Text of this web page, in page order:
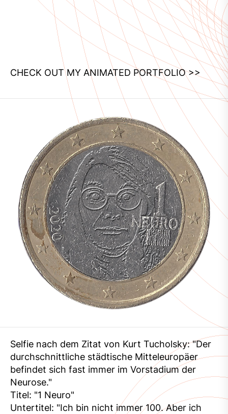
CHECK OUT MY ANIMATED PORTFOLIO >>
Selfie nach dem Zitat von Kurt Tucholsky: "Der
durchschnittliche städtische Mitteleuropäer
befindet sich fast immer im Vorstadium der
Neurose."
Titel: "1 Neuro"
Untertitel: "Ich bin nicht immer 100. Aber ich